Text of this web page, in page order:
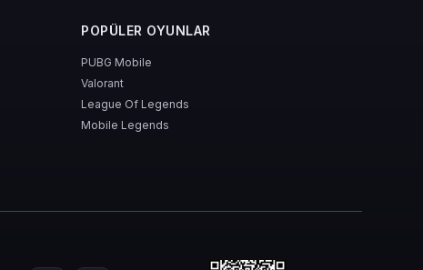
POPÜLER OYUNLAR
PUBG Mobile
Valorant
League Of Legends
Mobile Legends